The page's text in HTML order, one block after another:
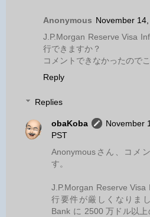
Anonymous November
J.P.Morgan Reserve Visa
行できますか？
コメントできなかったので
Reply
Replies
obaKoba
November
PST
Anonymousさん、コメ
す。
J.P.Morgan Reserve
行要件が厳しくなりま
Bank に 2500 万ドル以